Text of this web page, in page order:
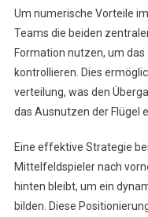
Um numerische Vorteile
Teams die beiden
Formation nutzen, um
kontrollieren. Dies
verteilung, was den
das Ausnutzen der Flügel
Eine effektive Strategie
Mittelfeldspieler nach
hinten bleibt, um ein
bilden. Diese